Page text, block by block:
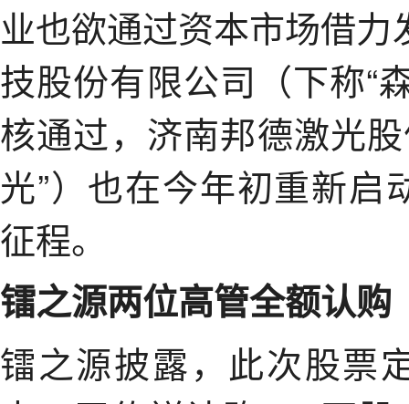
业也欲通过资本市场借
技股份有限公司（下称“
核通过，济南邦德激光
光”）也在今年初重新启
征程。
镭之源两位高管全额认购
镭之源披露，此次股票